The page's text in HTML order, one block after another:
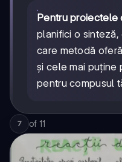
Pentru proiectele
planifici o
care metodă
și cele mai puține
pentru compusul
7 of 11